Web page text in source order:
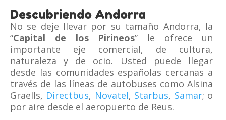
Descubriendo Andorra
No se deje llevar por su tamaño Andorra, la
“Capital de los Pirineos” le ofrece un
importante eje comercial, de cultura,
naturaleza y de ocio. Usted puede llegar
desde las comunidades españolas cercanas a
través de las líneas de autobuses como Alsina
Graells, Directbus, Novatel, Starbus, Samar; o
por aire desde el aeropuerto de Reus.